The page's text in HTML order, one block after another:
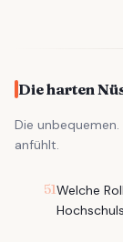
Die harten
Die
anfühlt.
51Welche